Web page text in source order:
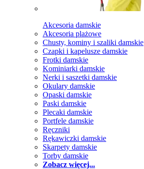
Akcesoria damskie
Akcesoria plażowe
Chusty, kominy i szaliki damskie
Czapki i kapelusze damskie
Frotki damskie
Kominiarki damskie
Nerki i saszetki damskie
Okulary damskie
Opaski damskie
Paski damskie
Plecaki damskie
Portfele damskie
Ręczniki
Rękawiczki damskie
Skarpety damskie
Torby damskie
Zobacz więcej...